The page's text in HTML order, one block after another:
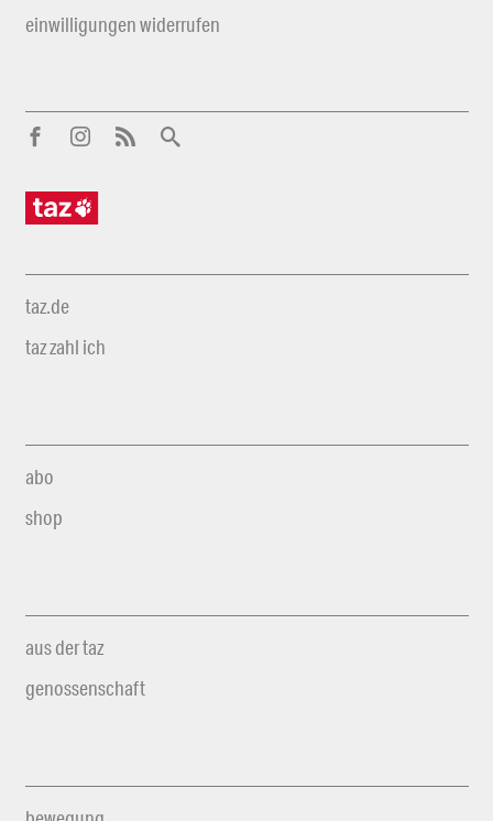
einwilligungen widerrufen
taz.de
taz zahl ich
abo
shop
aus der taz
genossenschaft